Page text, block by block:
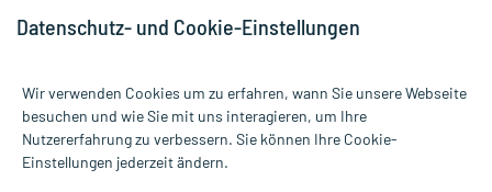
Alle Preise gelten inkl. MwSt., ggf. zzgl. Versandkosten
Informationen auf dieser Website werden ausschließlich für
Datenschutz- und Cookie-Einstellungen
Wir verwenden Cookies um zu erfahren, wann Sie unsere Webseite
besuchen und wie Sie mit uns interagieren, um Ihre
Nutzererfahrung zu verbessern. Sie können Ihre Cookie-
Einstellungen jederzeit ändern.